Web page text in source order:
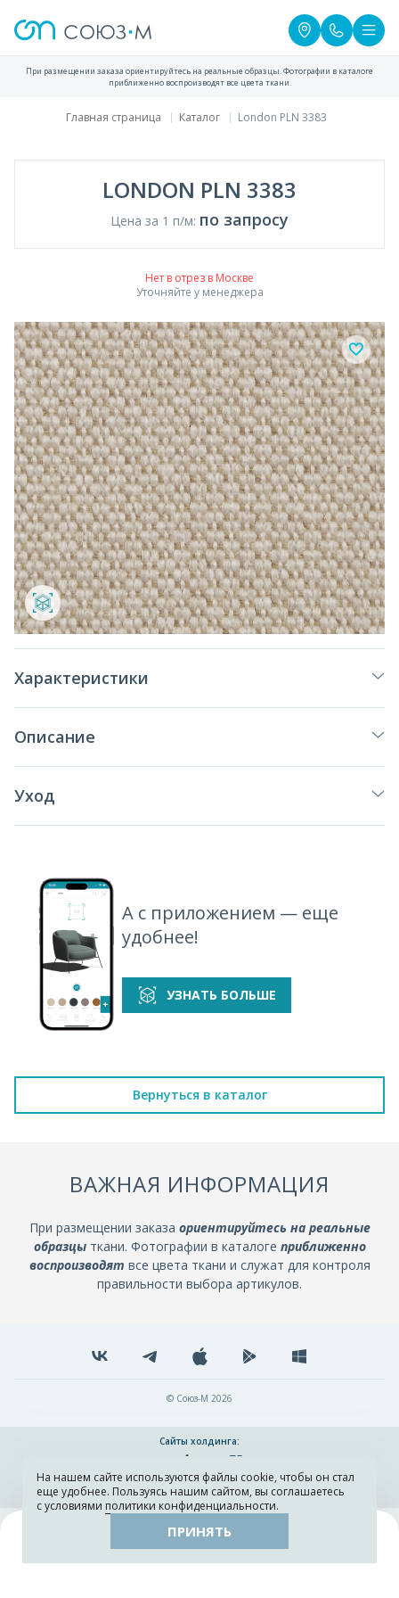
Каталог Остатки тканей
При размещении заказа ориентируйтесь на реальные образцы. Фотографии в каталоге
приближенно воспроизводят все цвета ткани.
Главная страница Каталог London PLN 3383
LONDON PLN 3383
Цена за 1 п/м: по запросу
Нет в отрез в Москве
Уточняйте у менеджера
Характеристики
Описание
Уход
А с приложением — еще
удобнее!
УЗНАТЬ БОЛЬШЕ
Вернуться в каталог
ВАЖНАЯ ИНФОРМАЦИЯ
При размещении заказа ориентируйтесь на реальные
образцыткани. Фотографии в каталоге приближенно
воспроизводят все цвета ткани и служат для контроля
правильности выбора артикулов.
© Союз-М 2026
Сайты холдинга:
Разработка и поддержка сайта ADN
На нашем сайте используются файлы cookie, чтобы он стал
еще удобнее. Пользуясь нашим сайтом, вы соглашаетесь
с условиями политики конфиденциальности.
ПРИНЯТЬ